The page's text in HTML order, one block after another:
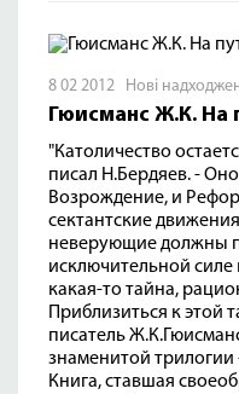
8 02 2012 Нові
Гюисманс Ж.К. На
"Католичество
писал Н.Бердяев. -
Возрождение, и
сектантские
неверующие должны
исключительной силе
какая-то тайна,
Приблизиться к этой
писатель
знаменитой трилогии
Книга, ставшая